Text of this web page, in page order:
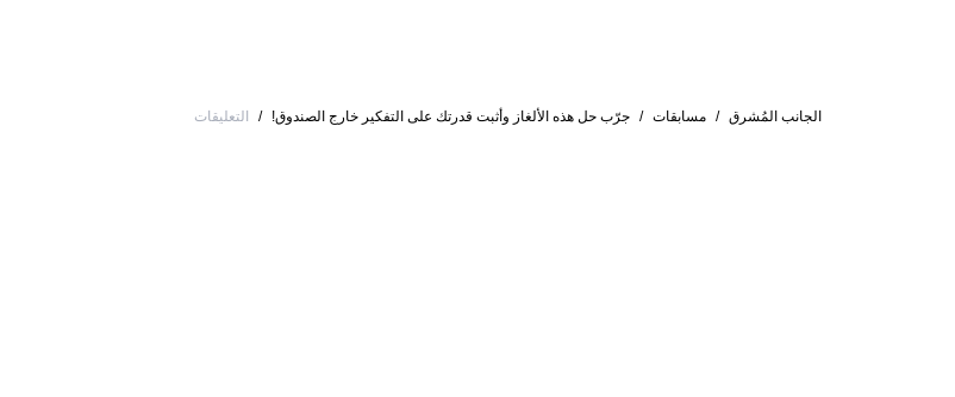
الجانب المُشرق / مسابقات / جرّب حل هذه الألغاز وأثبت قدرتك على التفكير خارج الصندوق! / التعليقات